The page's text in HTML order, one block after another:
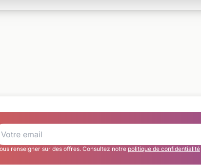
renseigner sur des offres. Consultez notre politique de confidentialité